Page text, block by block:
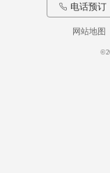
电话预订
网站地图
©